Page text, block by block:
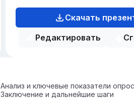
Скачать
Редактировать
Анализ и ключевые показатели
Заключение и дальнейшие шаги